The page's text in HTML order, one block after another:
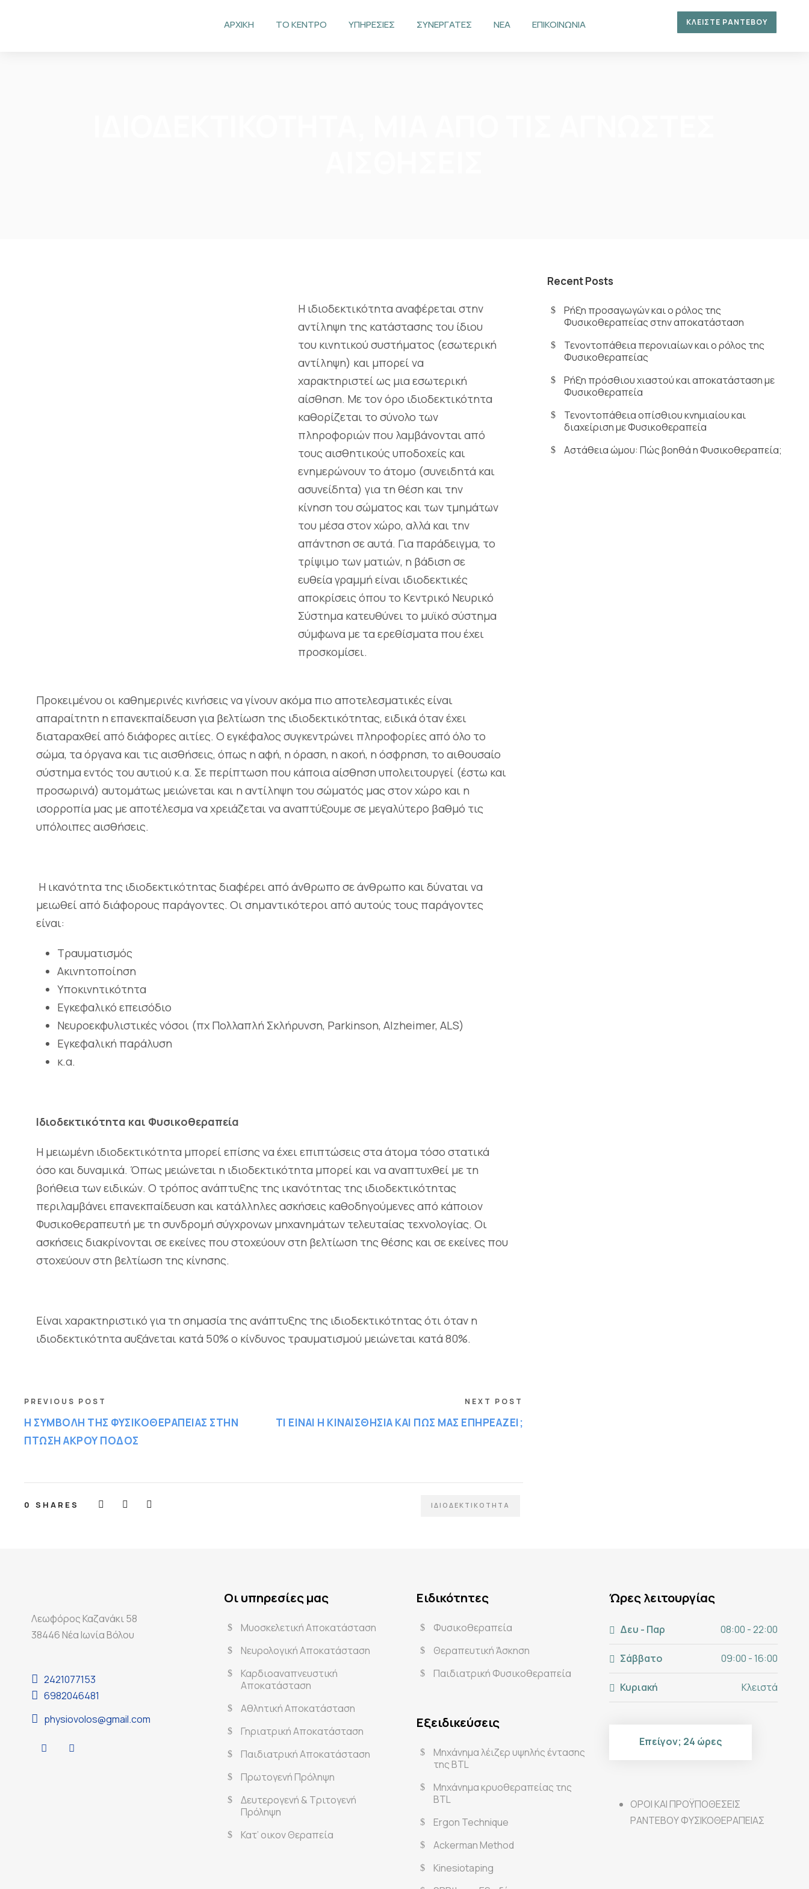
ΑΡΧΙΚΗ ΤΟ ΚΕΝΤΡΟ ΥΠΗΡΕΣΙΕΣ ΣΥΝΕΡΓΑΤΕΣ ΝΕΑ ΕΠΙΚΟΙΝΩΝΙΑ ΚΛΕΙΣΤΕ ΡΑΝΤΕΒΟΥ
Η ιδιοδεκτικότητα αναφέρεται στην
αντίληψη της κατάστασης του ίδιου
του κινητικού συστήματος (εσωτερική
αντίληψη) και μπορεί να
χαρακτηριστεί ως μια εσωτερική
αίσθηση. Με τον όρο ιδιοδεκτικότητα
καθορίζεται το σύνολο των
πληροφοριών που λαμβάνονται από
τους αισθητικούς υποδοχείς και
ενημερώνουν το άτομο (συνειδητά και
ασυνείδητα) για τη θέση και την
κίνηση του σώματος και των τμημάτων
του μέσα στον χώρο, αλλά και την
απάντηση σε αυτά. Για παράδειγμα, το
τρίψιμο των ματιών, η βάδιση σε
ευθεία γραμμή είναι ιδιοδεκτικές
αποκρίσεις όπου το Κεντρικό Νευρικό
Σύστημα κατευθύνει το μυϊκό σύστημα
σύμφωνα με τα ερεθίσματα που έχει
προσκομίσει.
Προκειμένου οι καθημερινές κινήσεις να γίνουν ακόμα πιο αποτελεσματικές είναι
απαραίτητη η επανεκπαίδευση για βελτίωση της ιδιοδεκτικότητας, ειδικά όταν έχει
διαταραχθεί από διάφορες αιτίες. Ο εγκέφαλος συγκεντρώνει πληροφορίες από όλο το
σώμα, τα όργανα και τις αισθήσεις, όπως η αφή, η όραση, η ακοή, η όσφρηση, το αιθουσαίο
σύστημα εντός του αυτιού κ.α. Σε περίπτωση που κάποια αίσθηση υπολειτουργεί (έστω και
προσωρινά) αυτομάτως μειώνεται και η αντίληψη του σώματός μας στον χώρο και η
ισορροπία μας με αποτέλεσμα να χρειάζεται να αναπτύξουμε σε μεγαλύτερο βαθμό τις
υπόλοιπες αισθήσεις.
Η ικανότητα της ιδιοδεκτικότητας διαφέρει από άνθρωπο σε άνθρωπο και δύναται να
μειωθεί από διάφορους παράγοντες. Οι σημαντικότεροι από αυτούς τους παράγοντες
είναι:
Τραυματισμός
Ακινητοποίηση
Υποκινητικότητα
Εγκεφαλικό επεισόδιο
Νευροεκφυλιστικές νόσοι (πχ Πολλαπλή Σκλήρυνση, Parkinson, Alzheimer, ALS)
Εγκεφαλική παράλυση
κ.α.
Ιδιοδεκτικότητα και Φυσικοθεραπεία
Η μειωμένη ιδιοδεκτικότητα μπορεί επίσης να έχει επιπτώσεις στα άτομα τόσο στατικά
όσο και δυναμικά. Όπως μειώνεται η ιδιοδεκτικότητα μπορεί και να αναπτυχθεί με τη
βοήθεια των ειδικών. Ο τρόπος ανάπτυξης της ικανότητας της ιδιοδεκτικότητας
περιλαμβάνει επανεκπαίδευση και κατάλληλες ασκήσεις καθοδηγούμενες από κάποιον
Φυσικοθεραπευτή με τη συνδρομή σύγχρονων μηχανημάτων τελευταίας τεχνολογίας. Οι
ασκήσεις διακρίνονται σε εκείνες που στοχεύουν στη βελτίωση της θέσης και σε εκείνες που
στοχεύουν στη βελτίωση της κίνησης.
Είναι χαρακτηριστικό για τη σημασία της ανάπτυξης της ιδιοδεκτικότητας ότι όταν η
ιδιοδεκτικότητα αυξάνεται κατά 50% ο κίνδυνος τραυματισμού μειώνεται κατά 80%.
PREVIOUS POST
Η ΣΥΜΒΟΛΗ ΤΗΣ ΦΥΣΙΚΟΘΕΡΑΠΕΙΑΣ ΣΤΗΝ
ΠΤΩΣΗ ΑΚΡΟΥ ΠΟΔΟΣ
NEXT POST
ΤΙ ΕΙΝΑΙ Η ΚΙΝΑΙΣΘΗΣΙΑ ΚΑΙ ΠΩΣ ΜΑΣ ΕΠΗΡΕΑΖΕΙ;
0 SHARES ΙΔΙΟΔΕΚΤΙΚΟΤΗΤΑ
Recent Posts
Ρήξη προσαγωγών και ο ρόλος της
Φυσικοθεραπείας στην αποκατάσταση
Τενοντοπάθεια περονιαίων και ο ρόλος της
Φυσικοθεραπείας
Ρήξη πρόσθιου χιαστού και αποκατάσταση με
Φυσικοθεραπεία
Τενοντοπάθεια οπίσθιου κνημιαίου και
διαχείριση με Φυσικοθεραπεία
Αστάθεια ώμου: Πώς βοηθά η Φυσικοθεραπεία;
Λεωφόρος Καζανάκι 58
38446 Νέα Ιωνία Βόλου
2421077153
6982046481
physiovolos@gmail.com
Οι υπηρεσίες μας
Μυοσκελετική Αποκατάσταση
Νευρολογική Αποκατάσταση
Καρδιοαναπνευστική
Αποκατάσταση
Αθλητική Αποκατάσταση
Γηριατρική Αποκατάσταση
Παιδιατρική Αποκατάσταση
Πρωτογενή Πρόληψη
Δευτερογενή & Τριτογενή
Πρόληψη
Κατ’ οικον Θεραπεία
Ειδικότητες
Φυσικοθεραπεία
Θεραπευτική Άσκηση
Παιδιατρική Φυσικοθεραπεία
Εξειδικεύσεις
Μηχάνημα λέιζερ υψηλής έντασης
της BTL
Μηχάνημα κρυοθεραπείας της
BTL
Ergon Technique
Ackerman Method
Kinesiotaping
Ώρες λειτουργίας
Δευ - Παρ 08:00 - 22:00
Σάββατο 09:00 - 16:00
Κυριακή Κλειστά
Επείγον; 24 ώρες
ΟΡΟΙ ΚΑΙ ΠΡΟΫΠΟΘΕΣΕΙΣ
ΡΑΝΤΕΒΟΥ ΦΥΣΙΚΟΘΕΡΑΠΕΙΑΣ